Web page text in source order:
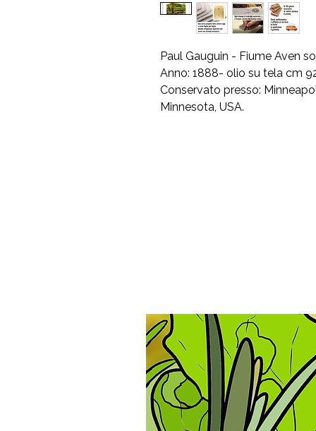
Paul Gauguin - Fiume Aven
Anno: 1888- olio su tela cm
Conservato presso:
Minnesota, USA.